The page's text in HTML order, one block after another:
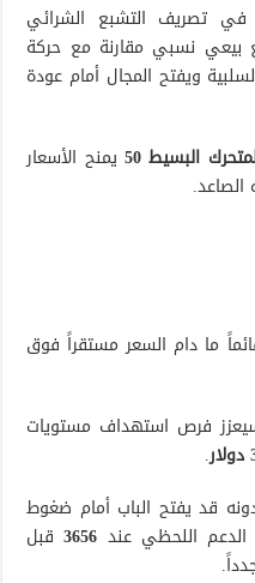
تصريف التشبع الشرائي
بيعي نسبي مقارنة مع حركة
ويفتح المجال أمام عودة
البسيط 50
يمنح الأسعار
الصاعد.
ما دام السعر مستقراً فوق
فرص استهداف مستويات
.
قد يفتح الباب أمام ضغوط
الدعم اللحظي عند 3656قبل